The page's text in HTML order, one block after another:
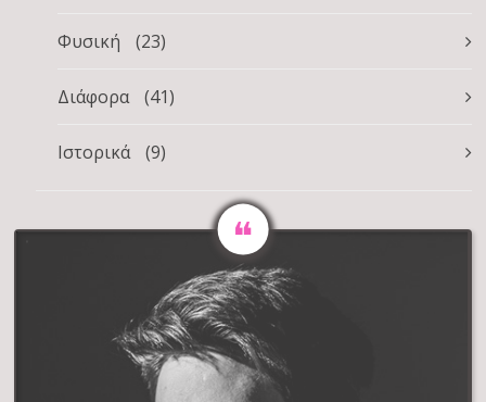
Φυσική (23)
Διάφορα (41)
Ιστορικά (9)